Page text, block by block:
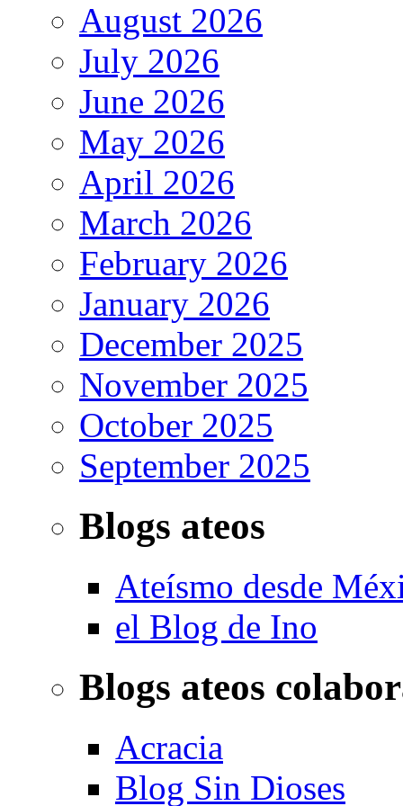
August 2026
July 2026
June 2026
May 2026
April 2026
March 2026
February 2026
January 2026
December 2025
November 2025
October 2025
September 2025
Blogs ateos
Ateísmo desde
el Blog de Ino
Blogs ateos
Acracia
Blog Sin Dioses